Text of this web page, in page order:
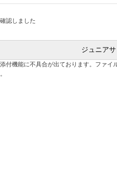
認しました
付機能に不具合が出ております。ファイ